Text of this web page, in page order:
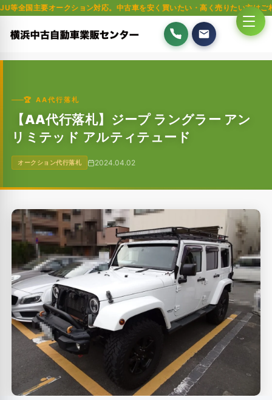
クション対応。中古車を安く買いたい・高く売りたい方はご相談くださ
🏆 AA代行落札
【AA代行落札】ジープ ラングラー アン
リミテッド アルティテュード
オークション代行落札 2024.04.02